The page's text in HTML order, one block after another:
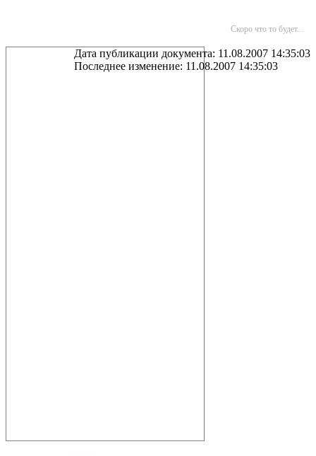
Скоро что то будет...
Дата публикации документа: 11.08.2007 14:35:03
Последнее изменение: 11.08.2007 14:35:03